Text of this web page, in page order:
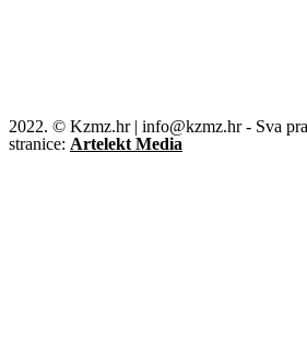
2022. © Kzmz.hr | info@kzmz.hr - Sva
stranice: Artelekt Media